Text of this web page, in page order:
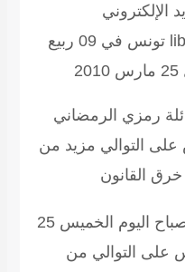
البريد الإلكتروني
:liberte.equite@gmail.com تونس في 09 ربيع
رمزي الرمضاني
التوالي مزيد من
القانون
منعت إدارة سجن المرناقية صباح اليوم الخميس 25
على التوالي من